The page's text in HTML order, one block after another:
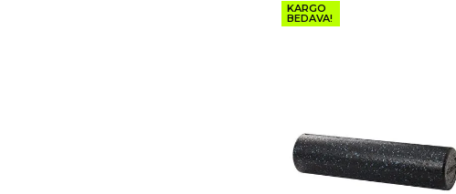
KARGO
BEDAVA!